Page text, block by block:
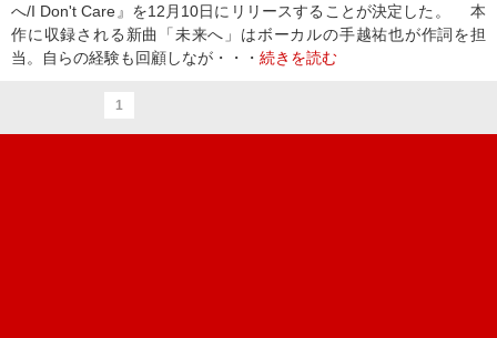
へ/I Don't Care』を12月10日にリリースすることが決定した。 本
作に収録される新曲「未来へ」はボーカルの手越祐也が作詞を担
当。自らの経験も回顧しなが・・・ 続きを読む
1